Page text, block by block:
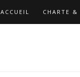
ACCUEIL CHARTE